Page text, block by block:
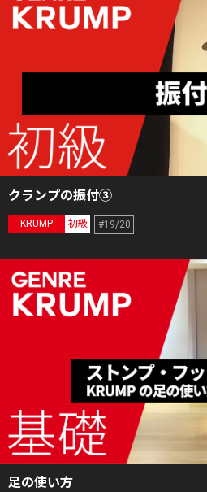
クランプの振付③
KRUMP 初級 #19/20
足の使い方